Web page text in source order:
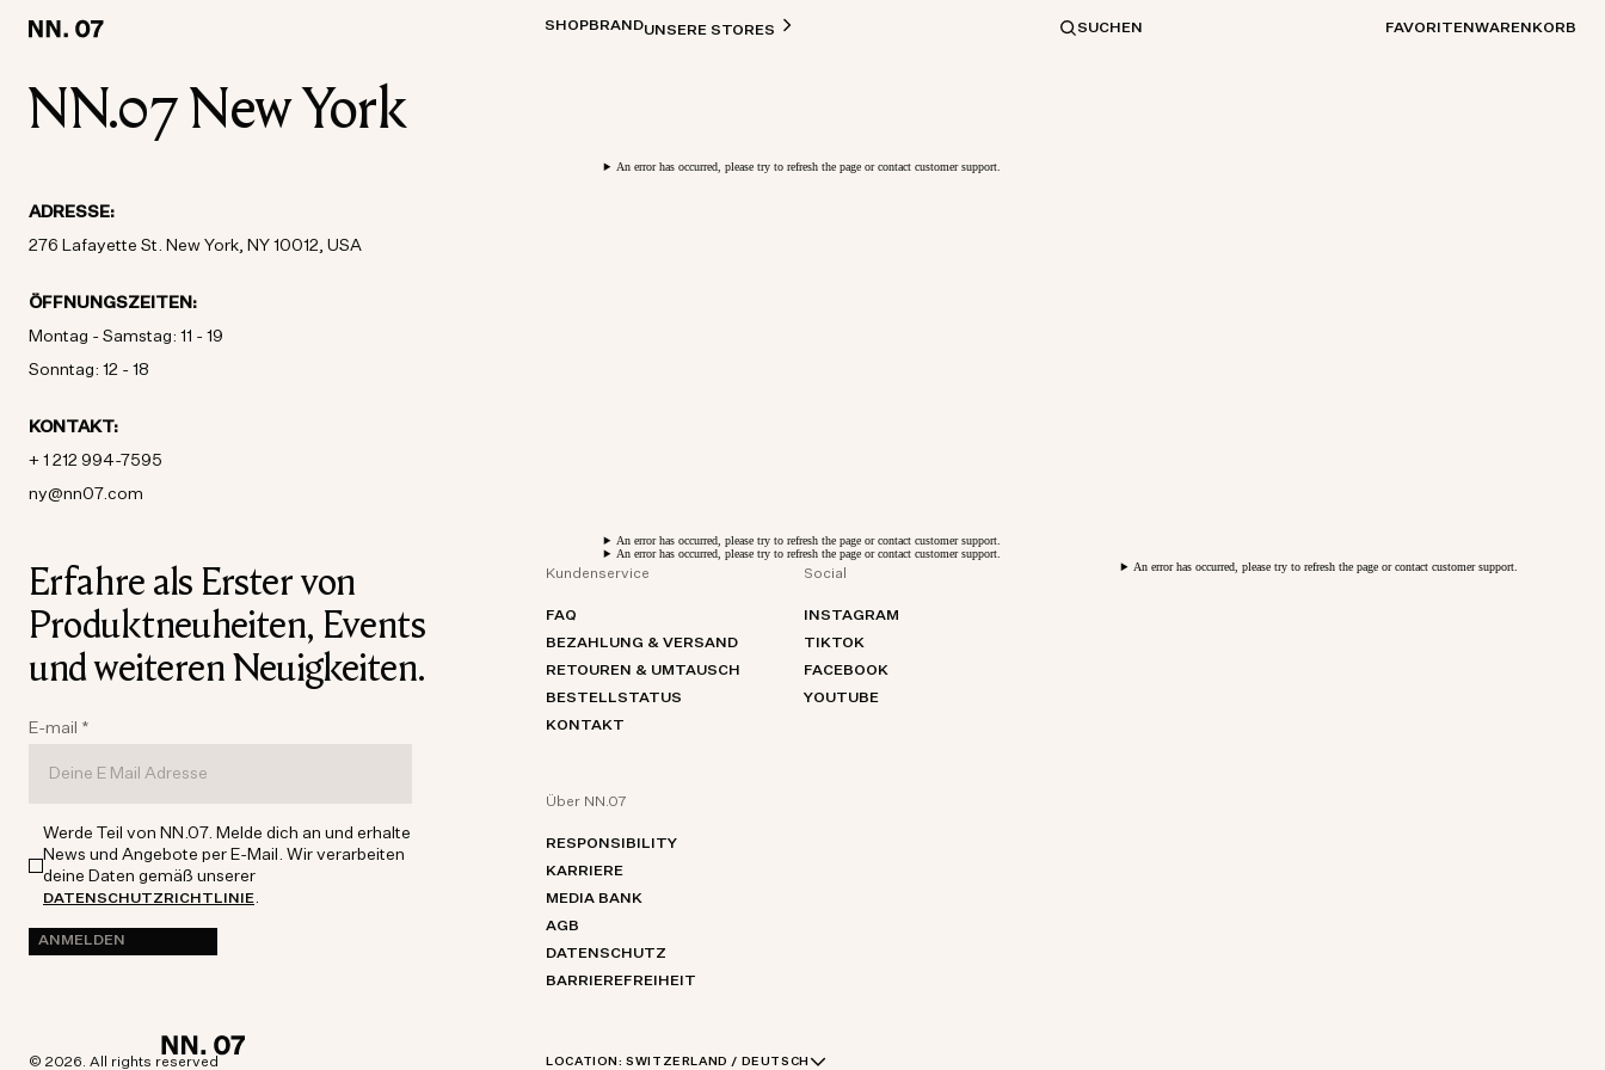
SHOPBRANDUNSERE STORES SUCHEN FAVORITEN WARENKORB
NN.07 New York
An error has occurred, please try to refresh the page or contact customer support.
ADRESSE:
276 Lafayette St. New York, NY 10012, USA
ÖFFNUNGSZEITEN:
Montag - Samstag: 11 - 19
Sonntag: 12 - 18
KONTAKT:
+ 1 212 994-7595
ny@nn07.com
An error has occurred, please try to refresh the page or contact customer support.
An error has occurred, please try to refresh the page or contact customer support.
Erfahre als Erster von
Produktneuheiten, Events
und weiteren Neuigkeiten.
E-mail *
Werde Teil von NN.07. Melde dich an und erhalte
News und Angebote per E-Mail. Wir verarbeiten
deine Daten gemäß unserer
DATENSCHUTZRICHTLINIE.
ANMELDEN
© 2026. All rights reserved
Kundenservice
FAQ
BEZAHLUNG & VERSAND
RETOUREN & UMTAUSCH
BESTELLSTATUS
KONTAKT
Social
INSTAGRAM
TIKTOK
FACEBOOK
YOUTUBE
Über NN.07
RESPONSIBILITY
KARRIERE
MEDIA BANK
AGB
DATENSCHUTZ
BARRIEREFREIHEIT
LOCATION:SWITZERLAND / DEUTSCH
An error has occurred, please try to refresh the page or contact customer support.